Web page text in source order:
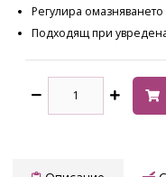
Регулира омазняването
Подходящ при